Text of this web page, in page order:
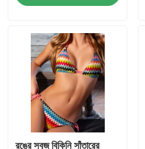
মান নিয়ন্ত্রণ
আমাদের সাথে যোগাযোগ করুন
খবর
সব ক্ষেত্রেই
রঙের সবুজ বিকিনি সাঁতারের